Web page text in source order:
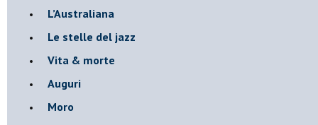
​L’Australiana
Le stelle del jazz
Vita & morte
Auguri
Moro